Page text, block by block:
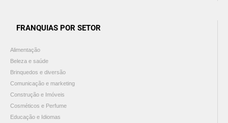
FRANQUIAS POR SETOR
Alimentação
Beleza e saúde
Brinquedos e diversão
Comunicação e marketing
Construção e Imóveis
Cosméticos e Perfume
Educação e Idiomas